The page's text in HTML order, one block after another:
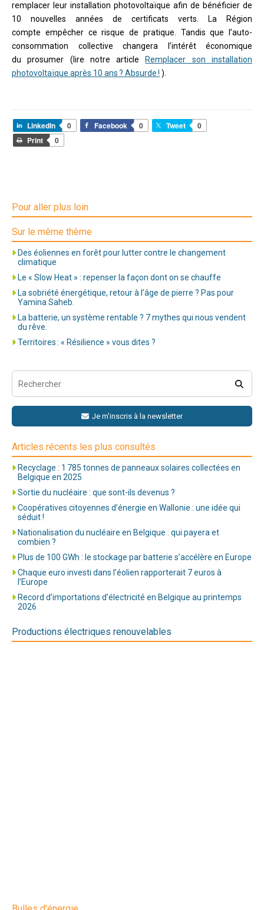
remplacer leur installation photovoltaïque afin de bénéficier de
10 nouvelles années de certificats verts. La Région
compte empêcher ce risque de pratique. Tandis que l’auto-
consommation collective changera l’intérêt économique
du prosumer (lire notre article Remplacer son installation
photovoltaïque après 10 ans ? Absurde ! ).
LinkedIn 0 Facebook 0 Tweet
0
Print
0
Pour aller plus loin
Sur le même thème
Des éoliennes en forêt pour lutter contre le changement
climatique
Le « Slow Heat » : repenser la façon dont on se chauffe
La sobriété énergétique, retour à l’âge de pierre ? Pas pour
Yamina Saheb.
La batterie, un système rentable ? 7 mythes qui nous vendent
du rêve.
Territoires : « Résilience » vous dites ?
Je m'inscris à la newsletter
Articles récents les plus consultés
Recyclage : 1 785 tonnes de panneaux solaires collectées en
Belgique en 2025
Sortie du nucléaire : que sont-ils devenus ?
Coopératives citoyennes d’énergie en Wallonie : une idée qui
séduit !
Nationalisation du nucléaire en Belgique : qui payera et
combien ?
Plus de 100 GWh : le stockage par batterie s’accélère en Europe
Chaque euro investi dans l’éolien rapporterait 7 euros à
l’Europe
Record d’importations d’électricité en Belgique au printemps
2026
Productions électriques renouvelables